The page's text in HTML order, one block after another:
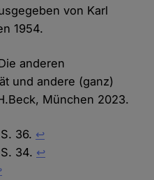
von Karl
1954.
anderen
und andere (ganz)
München 2023.
36. ↩︎
34. ↩︎